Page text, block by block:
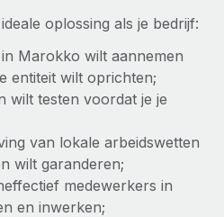
Gusto- en Xero-
Management Plus
om alle soorten bedrijven
beheren en...
oplossing als je bedrijf:
Marokko wilt aannemen
entiteit wilt oprichten;
wilt testen voordat je je
van lokale arbeidswetten
wilt garanderen;
medewerkers in
en inwerken;